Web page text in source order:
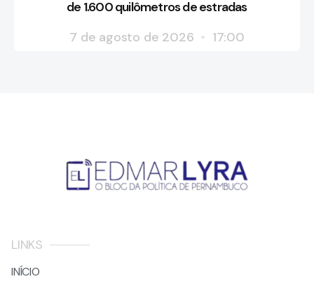
de 1.600 quilômetros de estradas
7 de agosto de 2026
17:00
LINKS
INÍCIO